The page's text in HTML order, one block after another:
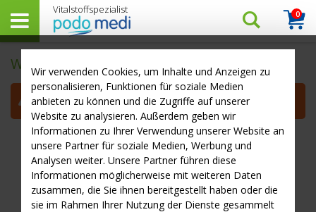
0
Warenkorb
Noch100,00 €bis Gratis-Lieferung (DE)
Wir verwenden Cookies, um Inhalte und Anzeigen zu
personalisieren, Funktionen für soziale Medien
anbieten zu können und die Zugriffe auf unserer
Website zu analysieren. Außerdem geben wir
Informationen zu Ihrer Verwendung unserer Website an
unsere Partner für soziale Medien, Werbung und
Analysen weiter. Unsere Partner führen diese
Informationen möglicherweise mit weiteren Daten
zusammen, die Sie ihnen bereitgestellt haben oder die
sie im Rahmen Ihrer Nutzung der Dienste gesammelt